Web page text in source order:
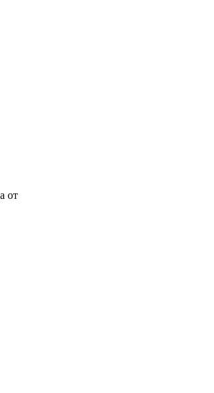
от